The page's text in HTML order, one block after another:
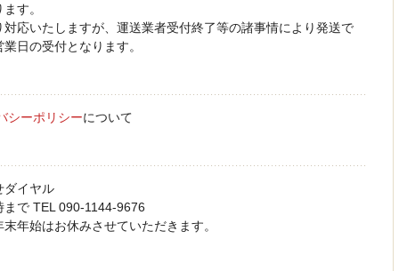
す。
応いたしますが、運送業者受付終了等の諸事情により発送で
日の受付となります。
シーポリシーについて
ダイヤル
で TEL 090-1144-9676
年始はお休みさせていただきます。